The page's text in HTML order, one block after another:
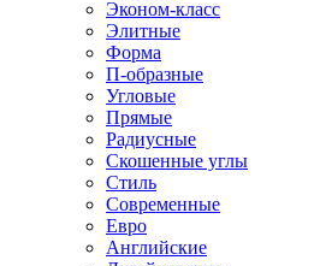
Эконом-класс
Элитные
Форма
П-образные
Угловые
Прямые
Радиусные
Скошенные углы
Стиль
Современные
Евро
Английские